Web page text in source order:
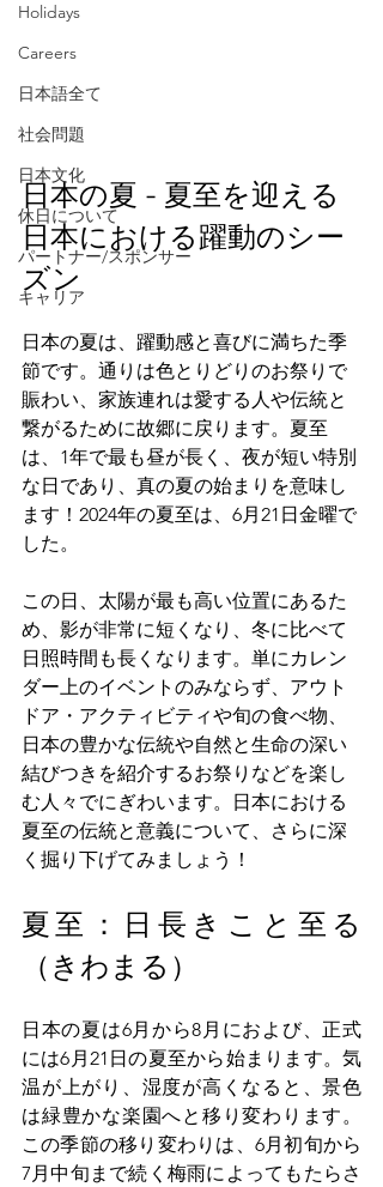
Holidays
Careers
日本語全て
社会問題
日本文化
休日について
パートナー/スポンサー
キャリア
日本の夏 - 夏至を迎える
日本における躍動のシー
ズン
日本の夏は、躍動感と喜びに満ちた季
節です。通りは色とりどりのお祭りで
賑わい、家族連れは愛する人や伝統と
繋がるために故郷に戻ります。夏至
は、1年で最も昼が長く、夜が短い特別
な日であり、真の夏の始まりを意味し
ます！2024年の夏至は、6月21日金曜で
した。
この日、太陽が最も高い位置にあるた
め、影が非常に短くなり、冬に比べて
日照時間も長くなります。単にカレン
ダー上のイベントのみならず、アウト
ドア・アクティビティや旬の食べ物、
日本の豊かな伝統や自然と生命の深い
結びつきを紹介するお祭りなどを楽し
む人々でにぎわいます。日本における
夏至の伝統と意義について、さらに深
く掘り下げてみましょう！
夏至：日長きこと至る
（きわまる）
日本の夏は6月から8月におよび、正式
には6月21日の夏至から始まります。気
温が上がり、湿度が高くなると、景色
は緑豊かな楽園へと移り変わります。
この季節の移り変わりは、6月初旬から
7月中旬まで続く梅雨によってもたらさ